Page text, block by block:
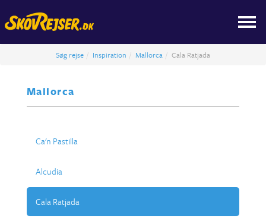
Søg rejse Inspiration Mallorca Cala Ratjada
Mallorca
Ca'n Pastilla
Alcudia
Cala Ratjada